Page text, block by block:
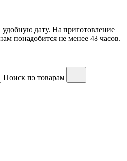
удобную дату. На приготовление
понадобится не менее 48 часов.
Поиск по товарам